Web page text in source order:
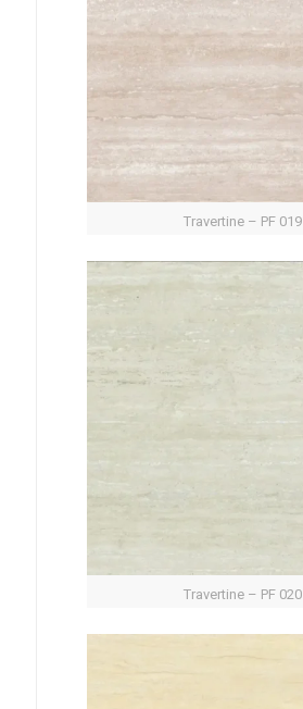
Travertine – PF 019
Travertine – PF 020